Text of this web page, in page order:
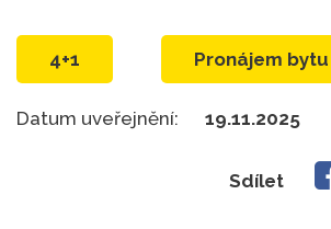
4+1 Pronájem bytu
Datum uveřejnění: 19.11.2025
Sdílet